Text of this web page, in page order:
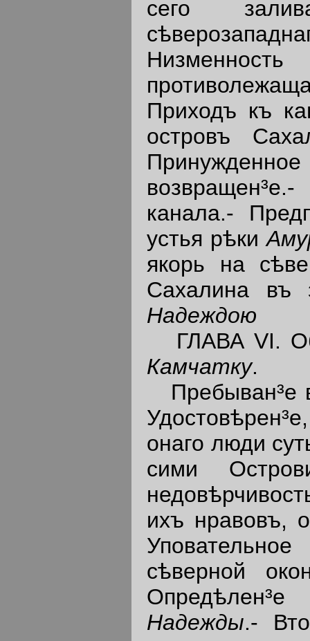
сего
Низменность
Приходъ къ
островъ
канала.-
устья рѣки
якорь на
Сахалина въ
Надеждою
ГЛАВА VI.
Камчатку.
Пребыван³е
онаго люди
сими
ихъ нравовъ,
сѣверной
Надежды.-